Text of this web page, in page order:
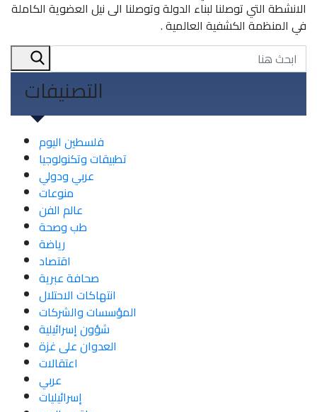
الانشطة التي توصلنا لبناء الدولة وتوصلنا الى نيل العضوية الكاملة
في المنظمة الكشفية العالمية .
التصنيفات
فلسطين اليوم
تطبيقات وتكنولوجيا
عربي ودولي
منوعات
عالم الفن
طب وصحة
رياضة
اقتصاد
صحافة عبرية
انتهاكات الاحتلال
المؤسسات والشركات
شؤون إسرائيلية
العدوان على غزة
اعتقالات
عربي
إسرائيليات